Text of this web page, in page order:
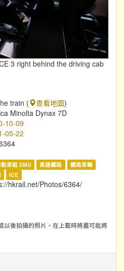
3 right behind the driving cab
train ( 查看地圖)
Minolta Dynax 7D
10-09
05-22
車組 EMU 高速鐵路
鐵路車輛
ICE
hkrail.net/Photos/6364/
以後拍攝的照片，在上載時將盡可能將